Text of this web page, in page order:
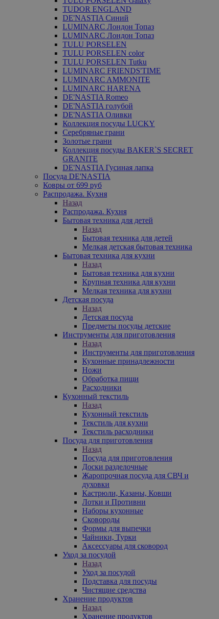
TUDOR ENGLAND
DE'NASTIA Синий
LUMINARC Лондон Топаз
LUMINARC Лондон Топаз
TULU PORSELEN
TULU PORSELEN color
TULU PORSELEN Tutku
LUMINARC FRIENDS'TIME
LUMINARC AMMONITE
LUMINARC HARENA
DE'NASTIA Romeo
DE'NASTIA голубой
DE'NASTIA Оливки
Коллекция посуды LUCKY
Серебряные грани
Золотые грани
Коллекция посуды BAKER`S SECRET
GRANITE
DE'NASTIA Гусиная лапка
Посуда DE'NASTIA
Ковры от 699 руб
Распродажа. Кухня
Назад
Распродажа. Кухня
Бытовая техника для детей
Назад
Бытовая техника для детей
Мелкая детская бытовая техника
Бытовая техника для кухни
Назад
Бытовая техника для кухни
Крупная техника для кухни
Мелкая техника для кухни
Детская посуда
Назад
Детская посуда
Предметы посуды детские
Инструменты для приготовления
Назад
Инструменты для приготовления
Кухонные принадлежности
Ножи
Обработка пищи
Расходники
Кухонный текстиль
Назад
Кухонный текстиль
Текстиль для кухни
Текстиль расходники
Посуда для приготовления
Назад
Посуда для приготовления
Доски разделочные
Жаропрочная посуда для СВЧ и
духовки
Кастрюли, Казаны, Ковши
Лотки и Противни
Наборы кухонные
Сковороды
Формы для выпечки
Чайники, Турки
Аксессуары для сковород
Уход за посудой
Назад
Уход за посудой
Подставка для посуды
Чистящие средства
Хранение продуктов
Назад
Хранение продуктов